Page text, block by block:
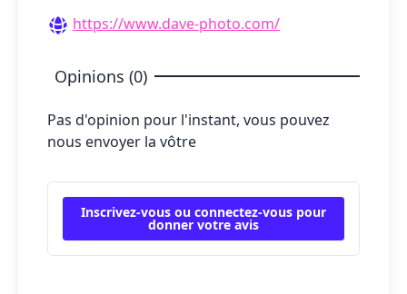
https://www.dave-photo.com/
Opinions (0)
Pas d'opinion pour l'instant, vous pouvez
nous envoyer la vôtre
Inscrivez-vous ou connectez-vous pour
donner votre avis